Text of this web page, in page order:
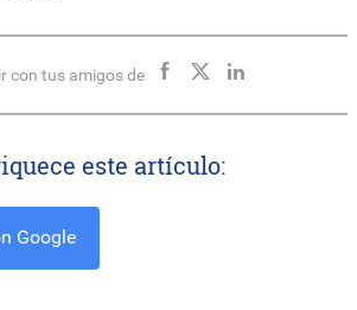
con tus amigos de
este artículo:
Google